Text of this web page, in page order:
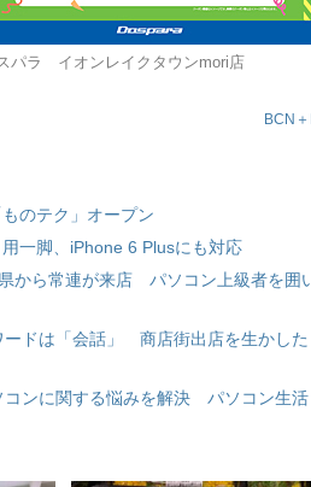
パラ イオンレイクタウンmori店
BCN
のテク」オープン
一脚、iPhone 6 Plusにも対応
から常連が来店 パソコン上級者を囲
ードは「会話」 商店街出店を生かした
コンに関する悩みを解決 パソコン生活